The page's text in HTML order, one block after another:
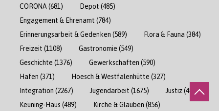
CORONA (681) Depot (485)
Engagement & Ehrenamt (784)
Erinnerungsarbeit & Gedenken (589) Flora & Fauna (384)
Freizeit (1108) Gastronomie (549)
Geschichte (1376) Gewerkschaften (590)
Hafen (371) Hoesch & Westfalenhütte (327)
Integration (2267) Jugendarbeit (1675) Justiz(489)
Keuning-Haus (489) Kirche & Glauben (856)